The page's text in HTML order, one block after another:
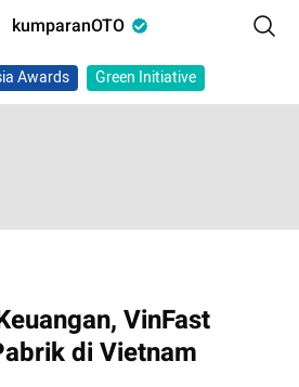
kumparanOTO
Awards Green Initiative
VinFast
di Vietnam